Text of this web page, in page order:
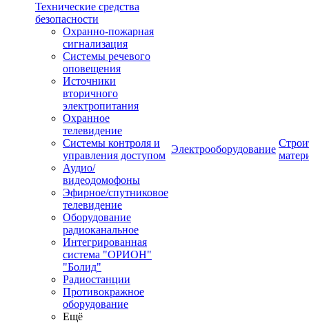
Технические средства
безопасности
Охранно-пожарная
сигнализация
Системы речевого
оповещения
Источники
вторичного
электропитания
Охранное
телевидение
Системы контроля и
управления доступом
Аудио/
видеодомофоны
Эфирное/спутниковое
телевидение
Оборудование
радиоканальное
Интегрированная
система "ОРИОН"
"Болид"
Радиостанции
Противокражное
оборудование
Ещё
Электрооборудование